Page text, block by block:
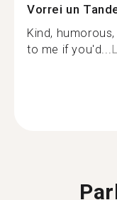
Vorrei un
Kind,
to me if you'd...